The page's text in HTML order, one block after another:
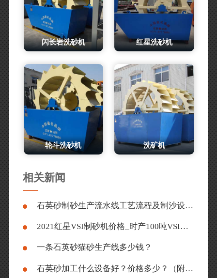
闪长岩洗砂机 红星洗砂机
轮斗洗砂机 洗矿机
相关新闻
石英砂制砂生产流水线工艺流程及制沙设备配置清单
2021红星VSI制砂机价格_时产100吨VSI制砂机推荐（含视频）
一条石英砂猫砂生产线多少钱？
石英砂加工什么设备好？价格多少？（附石英砂生产线流程视频）